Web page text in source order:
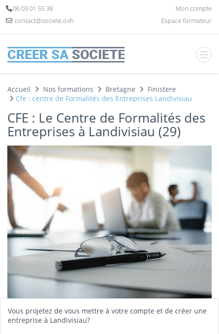
06 03 01 55 38
contact@societe.ovh
Mon compte
Espace formateur
Accueil Nos formations Bretagne
Finistere
Cfe : centre de Formalités des Entreprises Landivisiau
CFE : Le Centre de Formalités des
Entreprises à Landivisiau (29)
Vous projetez de vous mettre à votre compte et de créer une
entreprise à Landivisiau?
Panneau de gestion des cookies